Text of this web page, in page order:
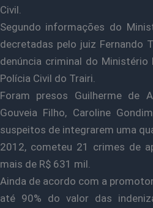
Civil.
Segundo informações do
decretadas pelo juiz Fernando
denúncia criminal do Ministério
Polícia Civil do Trairi.
Foram presos Guilherme de
Gouveia Filho, Caroline
suspeitos de integrarem uma
2012, cometeu 21 crimes de
mais de R$ 631 mil.
Ainda de acordo com a
até 90% do valor das